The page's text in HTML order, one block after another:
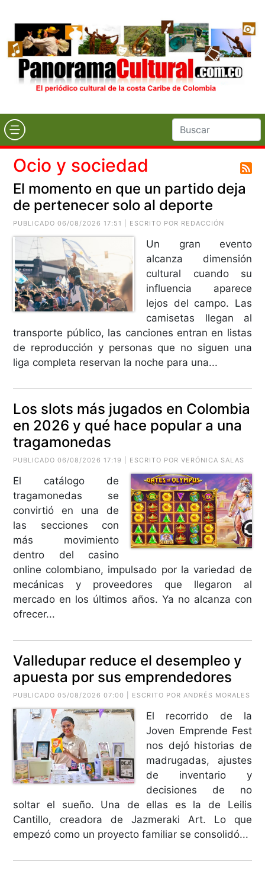
Ocio y sociedad
El momento en que un partido deja
de pertenecer solo al deporte
PUBLICADO 06/08/2026 17:51 | ESCRITO POR REDACCIÓN
Un gran evento
alcanza dimensión
cultural cuando su
influencia aparece
lejos del campo. Las
camisetas llegan al
transporte público, las canciones entran en listas
de reproducción y personas que no siguen una
liga completa reservan la noche para una...
Los slots más jugados en Colombia
en 2026 y qué hace popular a una
tragamonedas
PUBLICADO 06/08/2026 17:19 | ESCRITO POR VERÓNICA SALAS
El catálogo de
tragamonedas se
convirtió en una de
las secciones con
más movimiento
dentro del casino
online colombiano, impulsado por la variedad de
mecánicas y proveedores que llegaron al
mercado en los últimos años. Ya no alcanza con
ofrecer...
Valledupar reduce el desempleo y
apuesta por sus emprendedores
PUBLICADO 05/08/2026 07:00 | ESCRITO POR ANDRÉS MORALES
El recorrido de la
Joven Emprende Fest
nos dejó historias de
madrugadas, ajustes
de inventario y
decisiones de no
soltar el sueño. Una de ellas es la de Leilis
Cantillo, creadora de Jazmeraki Art. Lo que
empezó como un proyecto familiar se consolidó...